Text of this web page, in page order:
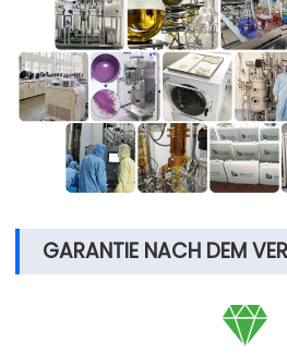
GARANTIE NACH DEM
